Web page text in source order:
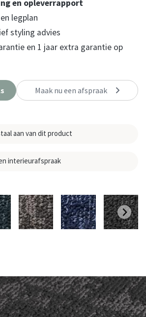
en opleverrapport
legplan
styling advies
en 1 jaar extra garantie op
Maak nu een afspraak
aan van dit product
interieurafspraak